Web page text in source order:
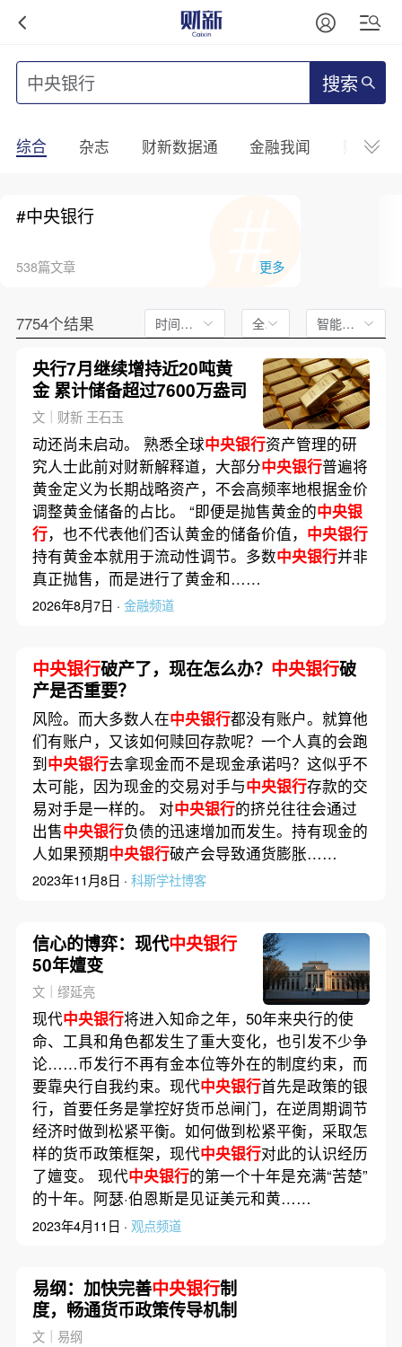
搜索
综合 杂志 财新数据通 金融我闻 财新
#中央银行
538篇文章 更多
7754个结果 时间不限 全文 智能排序
央行7月继续增持近20吨黄
金 累计储备超过7600万盎司
文｜财新 王石玉
动还尚未启动。 熟悉全球中央银行资产管理的研
究人士此前对财新解释道，大部分中央银行普遍将
黄金定义为长期战略资产，不会高频率地根据金价
调整黄金储备的占比。 “即便是抛售黄金的中央银
行，也不代表他们否认黄金的储备价值， 中央银行
持有黄金本就用于流动性调节。多数中央银行并非
真正抛售，而是进行了黄金和……
2026年8月7日 · 金融频道
中央银行破产了，现在怎么办？ 中央银行破
产是否重要？
风险。而大多数人在中央银行都没有账户。就算他
们有账户，又该如何赎回存款呢？一个人真的会跑
到中央银行去拿现金而不是现金承诺吗？这似乎不
太可能，因为现金的交易对手与中央银行存款的交
易对手是一样的。 对中央银行的挤兑往往会通过
出售中央银行负债的迅速增加而发生。持有现金的
人如果预期中央银行破产会导致通货膨胀……
2023年11月8日 · 科斯学社博客
信心的博弈：现代中央银行
50年嬗变
文｜缪延亮
现代中央银行将进入知命之年，50年来央行的使
命、工具和角色都发生了重大变化，也引发不少争
论……币发行不再有金本位等外在的制度约束，而
要靠央行自我约束。现代中央银行首先是政策的银
行，首要任务是掌控好货币总闸门，在逆周期调节
经济时做到松紧平衡。如何做到松紧平衡，采取怎
样的货币政策框架，现代中央银行对此的认识经历
了嬗变。 现代中央银行的第一个十年是充满“苦楚”
的十年。阿瑟·伯恩斯是见证美元和黄……
2023年4月11日 · 观点频道
易纲：加快完善中央银行制
度，畅通货币政策传导机制
文｜易纲